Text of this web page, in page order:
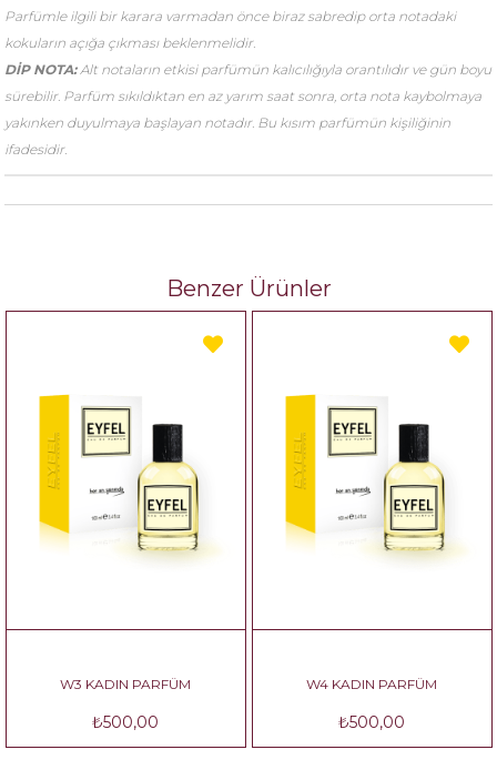
Parfümle ilgili bir karara varmadan önce biraz sabredip orta notadaki
kokuların açığa çıkması beklenmelidir.
DİP NOTA:Alt notaların etkisi parfümün kalıcılığıyla orantılıdır ve gün boyu
sürebilir. Parfüm sıkıldıktan en az yarım saat sonra, orta nota kaybolmaya
yakınken duyulmaya başlayan notadır. Bu kısım parfümün kişiliğinin
ifadesidir.
Benzer Ürünler
W3 KADIN PARFÜM
₺500,00
W4 KADIN PARFÜM
₺500,00